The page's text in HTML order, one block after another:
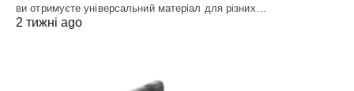
ви отримуєте універсальний матеріал для різних…
2 тижні ago